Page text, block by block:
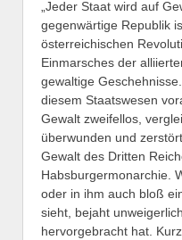
„Jeder Staat wird auf
gegenwärtige Republik
österreichischen
Einmarsches der
gewaltige
diesem Staatswesen
Gewalt zweifellos,
überwunden und
Gewalt des Dritten
Habsburgermonarchie.
oder in ihm auch bloß
sieht, bejaht
hervorgebracht hat.